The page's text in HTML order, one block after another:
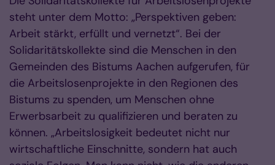
steht unter dem Motto: „Perspektiven geben:
Arbeit stärkt, erfüllt und vernetzt“. Bei der
Solidaritätskollekte sind die Menschen in den
Gemeinden des Bistums Aachen aufgerufen, für
die Arbeitslosenprojekte in den Regionen des
Bistums zu spenden, um Menschen ohne
Erwerbsarbeit zu qualifizieren und beraten zu
können. „Arbeitslosigkeit bedeutet nicht nur
wirtschaftliche Einschnitte, sondern hat auch